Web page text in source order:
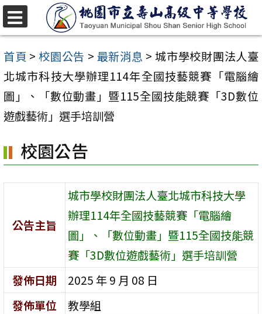
跳
至
主
要
內
容
首頁 > 校園公告 > 最新消息 > 城市學校財團法人臺
北城市科技大學辦理114年全國技藝競賽「電腦繪
圖」、「數位動畫」暨115全國技能競賽「3D數位
遊戲藝術」選手培訓營
校園公告
公告主旨
城市學校財團法人臺北城市科技大學
辦理114年全國技藝競賽「電腦繪
圖」、「數位動畫」暨115全國技能競
賽「3D數位遊戲藝術」選手培訓營
發佈日期
2025 年 9 月 08 日
發佈單位
教學組
選
單